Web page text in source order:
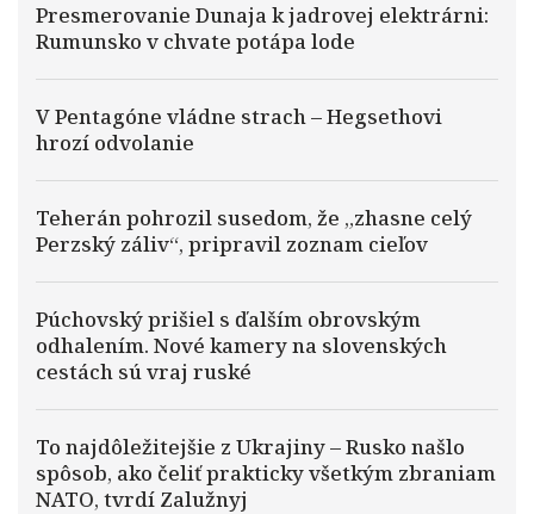
Presmerovanie Dunaja k jadrovej elektrárni:
Rumunsko v chvate potápa lode
V Pentagóne vládne strach – Hegsethovi
hrozí odvolanie
Teherán pohrozil susedom, že „zhasne celý
Perzský záliv“, pripravil zoznam cieľov
Púchovský prišiel s ďalším obrovským
odhalením. Nové kamery na slovenských
cestách sú vraj ruské
To najdôležitejšie z Ukrajiny – Rusko našlo
spôsob, ako čeliť prakticky všetkým zbraniam
NATO, tvrdí Zalužnyj